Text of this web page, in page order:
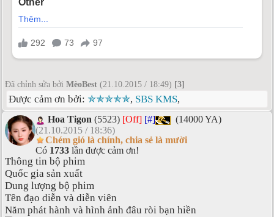
Đã chỉnh sửa bởi MèoBest (21.10.2015 / 18:49) [3]
Được cảm ơn bởi: ✯✯✯✯✯, SBS KMS,
Hoa Tigon (5523) [Off] [#]
(14000 YA)
(21.10.2015 / 18:36)
Chém gió là chính, chia sẻ là mười
Có 1733 lần được cảm ơn!
Thông tin bộ phim
Quốc gia sản xuất
Dung lượng bộ phim
Tên đạo diễn và diễn viên
Năm phát hành và hình ảnh đâu ròi bạn hiền